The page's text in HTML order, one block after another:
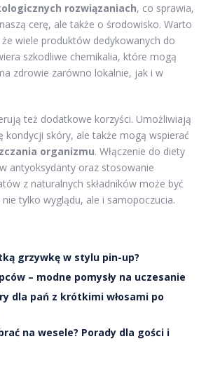
rozwiązaniach, co sprawia,
cerę, ale także o środowisko. Warto
wiele produktów dedykowanych do
szkodliwe chemikalia, które mogą
zdrowie zarówno lokalnie, jak i w
też dodatkowe korzyści. Umożliwiają
kondycji skóry, ale także mogą wspierać
organizmu. Włączenie do diety
antyoksydanty oraz stosowanie
z naturalnych składników może być
tylko wyglądu, ale i samopoczucia.
grzywkę w stylu pin-up?
– modne pomysły na uczesanie
dla pań z krótkimi włosami po
na wesele? Porady dla gości i